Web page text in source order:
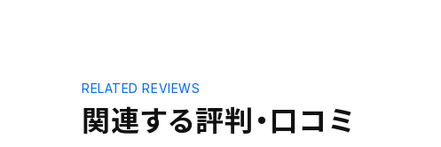
関連する評判・口コミ
RELATED REVIEWS